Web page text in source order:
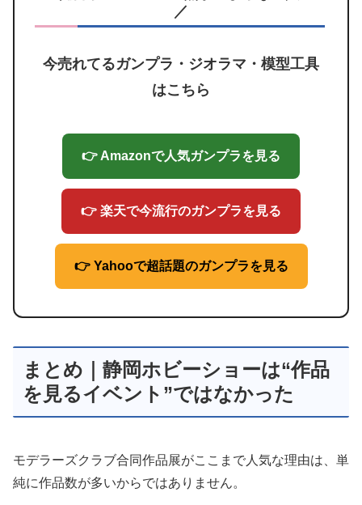
／
今売れてるガンプラ・ジオラマ・模型工具
はこちら
👉 Amazonで人気ガンプラを見る
👉 楽天で今流行のガンプラを見る
👉 Yahooで超話題のガンプラを見る
まとめ｜静岡ホビーショーは“作品
を見るイベント”ではなかった
モデラーズクラブ合同作品展がここまで人気な理由は、単
純に作品数が多いからではありません。